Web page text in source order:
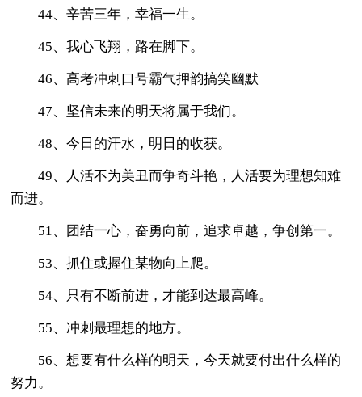
44、辛苦三年，幸福一生。
45、我心飞翔，路在脚下。
46、高考冲刺口号霸气押韵搞笑幽默
47、坚信未来的明天将属于我们。
48、今日的汗水，明日的收获。
49、人活不为美丑而争奇斗艳，人活要为理想知难
而进。
51、团结一心，奋勇向前，追求卓越，争创第一。
53、抓住或握住某物向上爬。
54、只有不断前进，才能到达最高峰。
55、冲刺最理想的地方。
56、想要有什么样的明天，今天就要付出什么样的
努力。